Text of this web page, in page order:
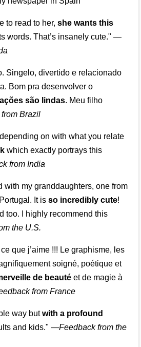
to read to her,she wants this
words. That’s insanely cute." —
Singelo, divertido e relacionado
Bom pra desenvolver o
são lindas. Meu filho
Brazil
on with what you relate
which exactly portrays this
from India
with my granddaughters, one from
It isso incredibly cute!
too. I highly recommend this
the U.S.
que j’aime !!! Le graphisme, les
soigné, poétique et
de beauté et de magie à
from France
way butwith a profound
and kids." —Feedback from the